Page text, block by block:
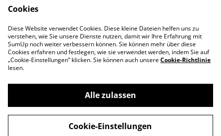
Contact Us
Legal Terms
Privacy Policy
Cookie Policy
©2026Swiss-Edelweiss
powered by
Cookies
Diese Website verwendet Cookies. Diese kleine Dateien helfen uns zu
verstehen, wie Sie unsere Dienste nutzen, damit wir Ihre Erfahrung mit
SumUp noch weiter verbessern können. Sie können mehr über diese
Cookies erfahren und festlegen, wie sie verwendet werden, indem Sie auf
„Cookie-Einstellungen” klicken. Sie können auch unsereCookie-Richtlinie
lesen.
Alle zulassen
Cookie-Einstellungen